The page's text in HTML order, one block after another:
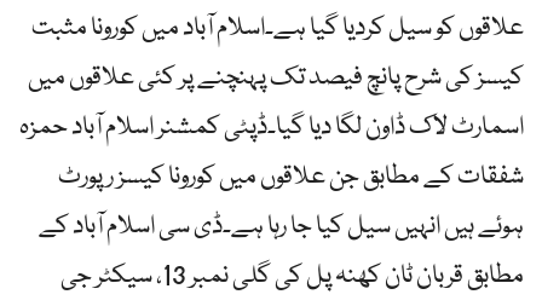
علاقوں کو سیل کردیا گیا ہے۔اسلام آباد میں کورونا مثبت
کیسز کی شرح پانچ فیصد تک پہنچنے پر کئی علاقوں میں
اسمارٹ لاک ڈاون لگا دیا گیا۔ڈپٹی کمشنر اسلام آباد حمزہ
شفقات کے مطابق جن علاقوں میں کورونا کیسز رپورٹ
ہوئے ہیں انہیں سیل کیا جا رہا ہے۔ڈی سی اسلام آباد کے
مطابق قربان ٹان کھنہ پل کی گلی نمبر 13، سیکٹر جی